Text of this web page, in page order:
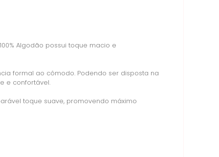
Algodão possui toque macio e
formal ao cômodo. Podendo ser disposta na
e confortável.
toque suave, promovendo máximo